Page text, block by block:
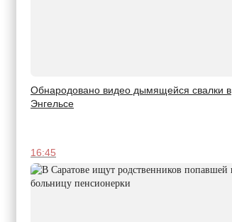
Обнародовано видео дымящейся свалки в
Энгельсе
16:45